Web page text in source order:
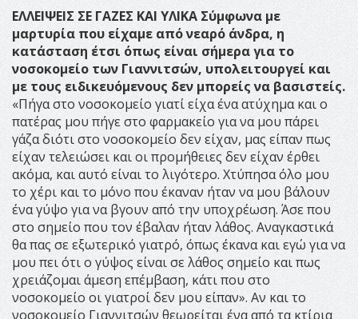
ΕΛΛΕΙΨΕΙΣ ΣΕ ΓΑΖΕΣ ΚΑΙ ΥΛΙΚΑΣύμφωνα με
μαρτυρία που είχαμε από νεαρό άνδρα, η
κατάσταση έτσι όπως είναι σήμερα για το
νοσοκομείο των Γιαννιτσών, υπολειτουργεί και
με τους ειδικευόμενους δεν μπορείς να βασιστείς.
«Πήγα στο νοσοκομείο γιατί είχα ένα ατύχημα και ο
πατέρας μου πήγε στο φαρμακείο για να μου πάρει
γάζα διότι στο νοσοκομείο δεν είχαν, μας είπαν πως
είχαν τελειώσει και οι προμήθειες δεν είχαν έρθει
ακόμα, και αυτό είναι το λιγότερο. Χτύπησα όλο μου
το χέρι και το μόνο που έκαναν ήταν να μου βάλουν
ένα γύψο για να βγουν από την υποχρέωση. Άσε που
στο σημείο που τον έβαλαν ήταν λάθος. Αναγκαστικά
θα πας σε εξωτερικό γιατρό, όπως έκανα και εγώ για να
μου πει ότι ο γύψος είναι σε λάθος σημείο και πως
χρειάζομαι άμεση επέμβαση, κάτι που στο
νοσοκομείο οι γιατροί δεν μου είπαν». Αν και το
νοσοκομείο Γιαννιτσών θεωρείται ένα από τα κτίρια